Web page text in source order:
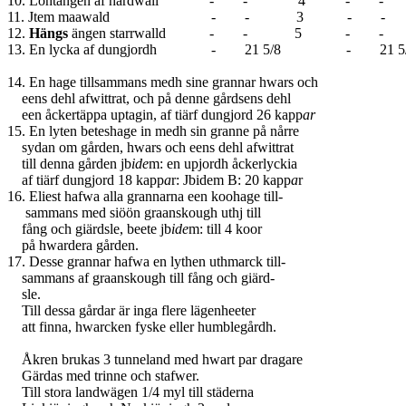
11. Jtem maawald - - 3
12. Hängs ängen starrwalld - - 5
13. En lycka af dungjordh -
14. En hage tillsammans medh sine grannar hwars och
eens dehl afwittrat, och på denne gårdsens dehl
een åckertäppa uptagin, af tiärf dungjord 26 kappar
15. En lyten beteshage in medh sin granne på nårre
sydan om gården, hwars och eens dehl afwittrat
till denna gården jbidem: en upjordh åckerlyckia
af tiärf dungjord 18 kappar: Jbidem B: 20 kappar
16. Eliest hafwa alla grannarna een koohage till-
sammans med siöön graanskough uthj till
fång och giärdsle, beete jbidem: till 4 koor
på hwardera gården.
17. Desse grannar hafwa en lythen uthmarck till-
sammans af graanskough till fång och giärd-
sle.
Till dessa gårdar är inga flere lägenheeter
att finna, hwarcken fyske eller humblegårdh.
Åkren brukas 3 tunneland med hwart par dragare
Gärdas med trinne och stafwer.
Till stora landwägen 1/4 myl till städerna